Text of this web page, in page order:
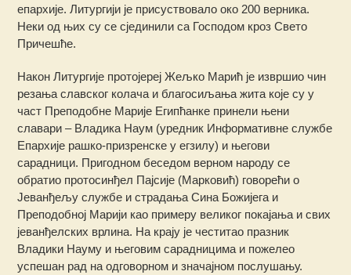
епархије. Литургији је присуствовало окo 200 верника.
Неки од њих су се сјединили са Господом кроз Свето
Причешће.
Након Литургије протојереј Жељко Марић је извршио чин
резања славског колача и благосиљања жита које су у
част Преподобне Марије Египћанке принели њени
славари – Владика Наум (уредник Информативне службе
Епархије рашко-призренске у егзилу) и његови
сарадници. Пригодном беседом верном народу се
обратио протосинђел Пајсије (Марковић) говорећи о
Јеванђељу службе и страдања Сина Божијега и
Преподобној Марији као примеру великог покајања и свих
јеванђелских врлина. На крају је честитао празник
Владики Науму и његовим сарадницима и пожелео
успешан рад на одговорном и значајном послушању.